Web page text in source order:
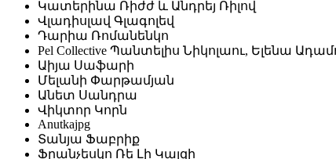
Կատերինա Ռիժժ և Անդրեյ Ռիլով
Վլադիսլավ Գլագոլեվ
Դարիա Ռոմանենկո
Pel Collective Պանտելիս Նիկոլաու, Ելենա
Աիյա Սաֆարի
Մելանի Փարթամյան
Անետ Սանդրա
Վիկտոր Կորն
Anutkajpg
Տանյա Ֆաբրիք
Ֆրանչեսկո Ռե Լի Կալզի